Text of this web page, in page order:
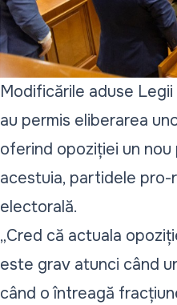
Modificările aduse
au permis eliberarea
oferind opoziției un
acestuia, partidele pro-
electorală.
„Cred că actuala
este grav atunci când
când o întreagă